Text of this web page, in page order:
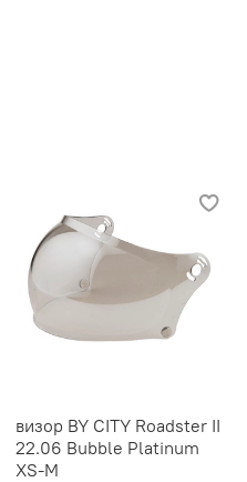
визор BY CITY Roadster II
22.06 Bubble Platinum
XS-M